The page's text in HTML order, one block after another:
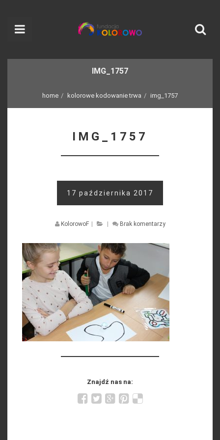
IMG_1757
home kolorowe kodowanie trwa img_1757
IMG_1757
17 października 2017
KolorowoF Brak komentarzy
Znajdź nas na: